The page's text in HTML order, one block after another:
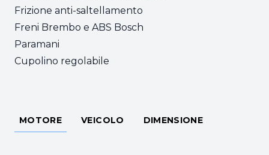
Frizione anti-saltellamento
Freni Brembo e ABS Bosch
Paramani
Cupolino regolabile
MOTORE VEICOLO DIMENSIONE